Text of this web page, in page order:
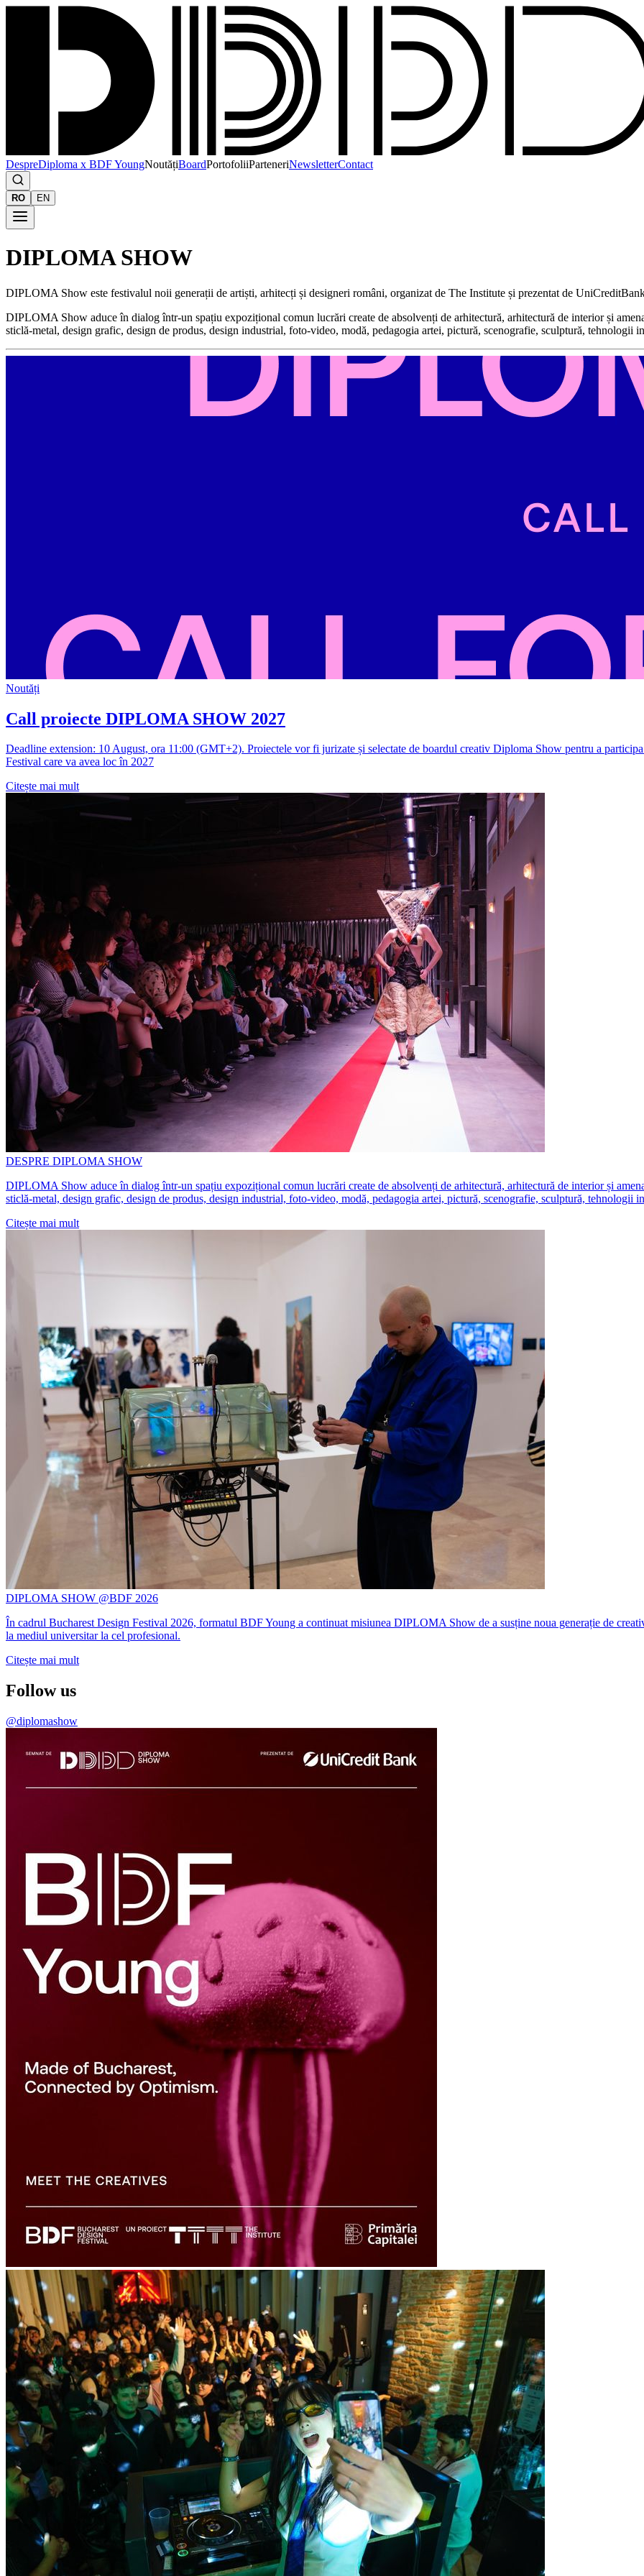
DespreDiploma x BDF YoungNoutățiBoardPortofoliiParteneriNewsletterContact
RO EN
DIPLOMA SHOW
DIPLOMA Show este festivalul noii generații de artiști, arhitecți și designeri români, organizat de The Institute și prezentat de
DIPLOMA Show aduce în dialog într-un spațiu expozițional comun lucrări create de absolvenți de arhitectură, arhitectură de interior și
sticlă-metal, design grafic, design de produs, design industrial, foto-video, modă, pedagogia artei, pictură, scenografie, sculptură, tehnologii
Noutăți
Call proiecte DIPLOMA SHOW 2027
Deadline extension: 10 August, ora 11:00 (GMT+2). Proiectele vor fi jurizate și selectate de boardul creativ Diploma Show pentru a
Festival care va avea loc în 2027
Citește mai mult
DESPRE DIPLOMA SHOW
DIPLOMA Show aduce în dialog într-un spațiu expozițional comun lucrări create de absolvenți de arhitectură, arhitectură de interior și
sticlă-metal, design grafic, design de produs, design industrial, foto-video, modă, pedagogia artei, pictură, scenografie, sculptură, tehnologii
Citește mai mult
DIPLOMA SHOW @BDF 2026
În cadrul Bucharest Design Festival 2026, formatul BDF Young a continuat misiunea DIPLOMA Show de a susține noua generație de
la mediul universitar la cel profesional.
Citește mai mult
Follow us
@diplomashow